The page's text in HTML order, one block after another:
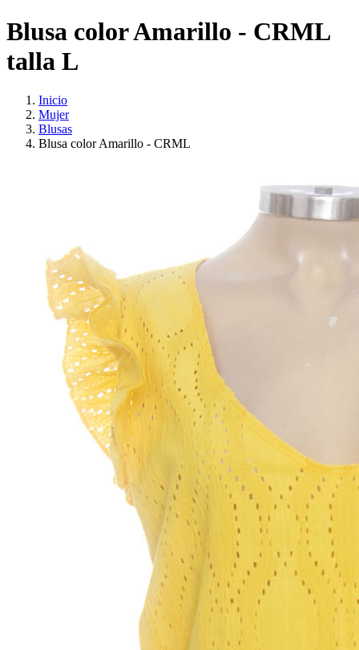
Blusa color Amarillo - CRML
talla L
Inicio
Mujer
Blusas
Blusa color Amarillo - CRML